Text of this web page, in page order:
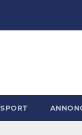
SPORT